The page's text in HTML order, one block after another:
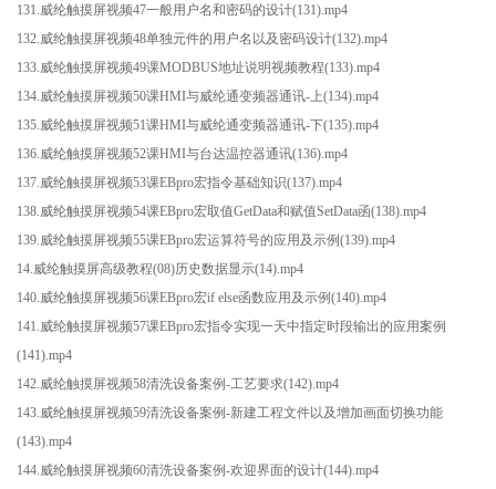
131.威纶触摸屏视频47一般用户名和密码的设计(131).mp4
132.威纶触摸屏视频48单独元件的用户名以及密码设计(132).mp4
133.威纶触摸屏视频49课MODBUS地址说明视频教程(133).mp4
134.威纶触摸屏视频50课HMI与威纶通变频器通讯-上(134).mp4
135.威纶触摸屏视频51课HMI与威纶通变频器通讯-下(135).mp4
136.威纶触摸屏视频52课HMI与台达温控器通讯(136).mp4
137.威纶触摸屏视频53课EBpro宏指令基础知识(137).mp4
138.威纶触摸屏视频54课EBpro宏取值GetData和赋值SetData函(138).mp4
139.威纶触摸屏视频55课EBpro宏运算符号的应用及示例(139).mp4
14.威纶触摸屏高级教程(08)历史数据显示(14).mp4
140.威纶触摸屏视频56课EBpro宏if else函数应用及示例(140).mp4
141.威纶触摸屏视频57课EBpro宏指令实现一天中指定时段输出的应用案例
(141).mp4
142.威纶触摸屏视频58清洗设备案例-工艺要求(142).mp4
143.威纶触摸屏视频59清洗设备案例-新建工程文件以及增加画面切换功能
(143).mp4
144.威纶触摸屏视频60清洗设备案例-欢迎界面的设计(144).mp4